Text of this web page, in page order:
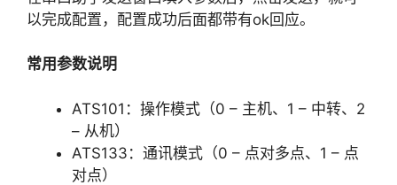
以完成配置，配置成功后面都带有ok回应。
常用参数说明
ATS101：操作模式（0 – 主机、1 – 中转、2
– 从机）
ATS133：通讯模式（0 – 点对多点、1 – 点
对点）